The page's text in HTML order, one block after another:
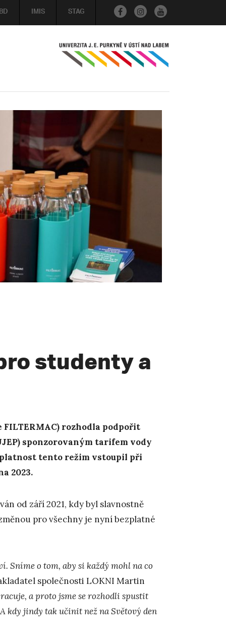
IMIS STAG
studenty a
rozhodla podpořit
sponzorovaným tarifem vody
tento režim vstoupil při
2023.
od září 2021, kdy byl slavnostně
pro všechny je nyní bezplatné
Sníme o tom, aby si každý mohl na co
společnosti LOKNI Martin
a proto jsme se rozhodli spustit
kdy jindy tak učinit než na Světový den